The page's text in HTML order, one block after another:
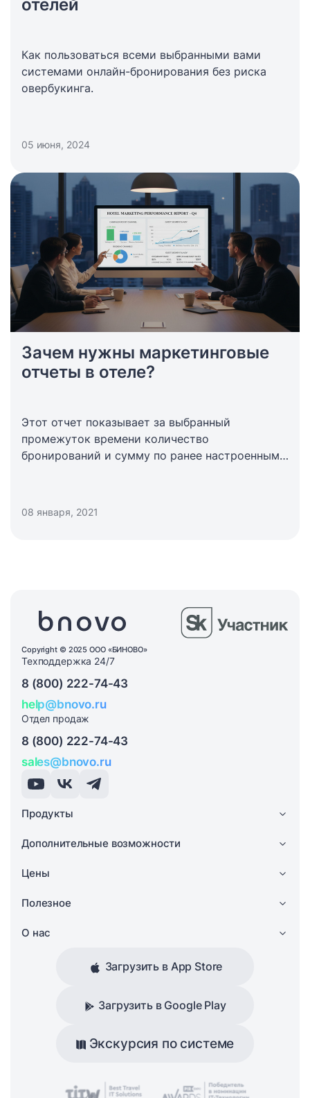
отелей
Как пользоваться всеми выбранными вами
системами онлайн-бронирования без риска
овербукинга.
05 июня, 2024
Зачем нужны маркетинговые
отчеты в отеле?
Этот отчет показывает за выбранный
промежуток времени количество
бронирований и сумму по ранее настроенным
цели поездки).
08 января, 2021
Copyright © 2025 ООО «БИНОВО»
Техподдержка 24/7
8 (800) 222-74-43
help@bnovo.ru
Отдел продаж
8 (800) 222-74-43
sales@bnovo.ru
Продукты
Дополнительные возможности
Цены
Полезное
О нас
Загрузить в App Store
Загрузить в Google Play
Экскурсия по системе